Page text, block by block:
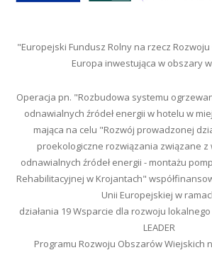
"Europejski Fundusz Rolny na rzecz
Europa inwestująca w obszary
Operacja pn. "Rozbudowa systemu
odnawialnych źródeł energii w hotelu w
mająca na celu "Rozwój prowadzonej
proekologiczne rozwiązania związane
odnawialnych źródeł energii - montażu
Rehabilitacyjnej w Krojantach"
Unii Europejskiej w
działania 19 Wsparcie dla rozwoju
LEADER
Programu Rozwoju Obszarów Wiejskich